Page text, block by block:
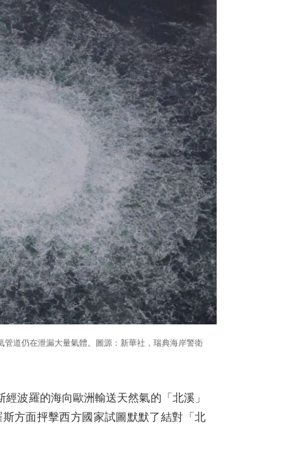
管道仍在泄漏大量氣體。圖源：新華社，瑞典海岸警衛
波羅的海向歐洲輸送天然氣的「北溪」
方面抨擊西方國家試圖默默了結對「北